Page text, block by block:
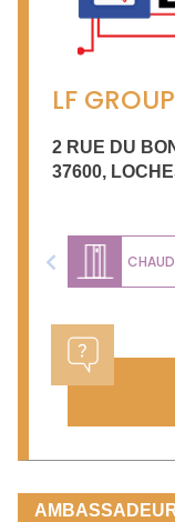
LF
2 RUE DU
37600,
Previous